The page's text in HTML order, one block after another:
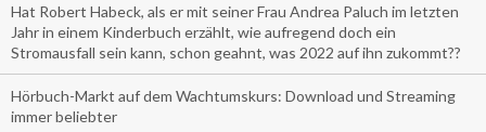
Hat Robert Habeck, als er mit seiner Frau Andrea Paluch im letzten
Jahr in einem Kinderbuch erzählt, wie aufregend doch ein
Stromausfall sein kann, schon geahnt, was 2022 auf ihn zukommt??
Hörbuch-Markt auf dem Wachtumskurs: Download und Streaming
immer beliebter